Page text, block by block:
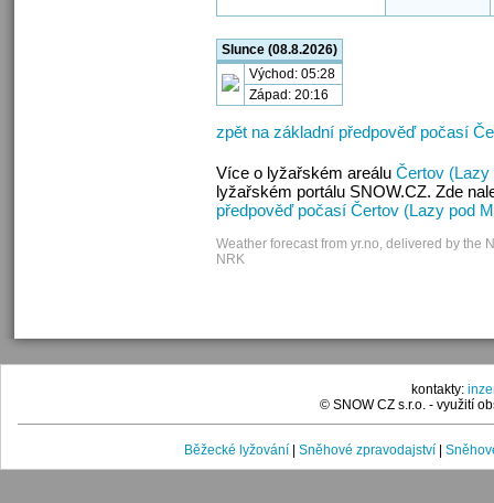
Slunce (08.8.2026)
Východ: 05:28
Západ: 20:16
zpět na základní předpověď počasí
Více o lyžařském areálu Čertov
lyžařském portálu SNOW.CZ. Zde
předpověď počasí Čertov (Lazy pod
Weather forecast from yr.no, delivered by the
NRK
kontakty:
© SNOW CZ s.r.o. - využití
Běžecké lyžování Sněhové zpravodajství